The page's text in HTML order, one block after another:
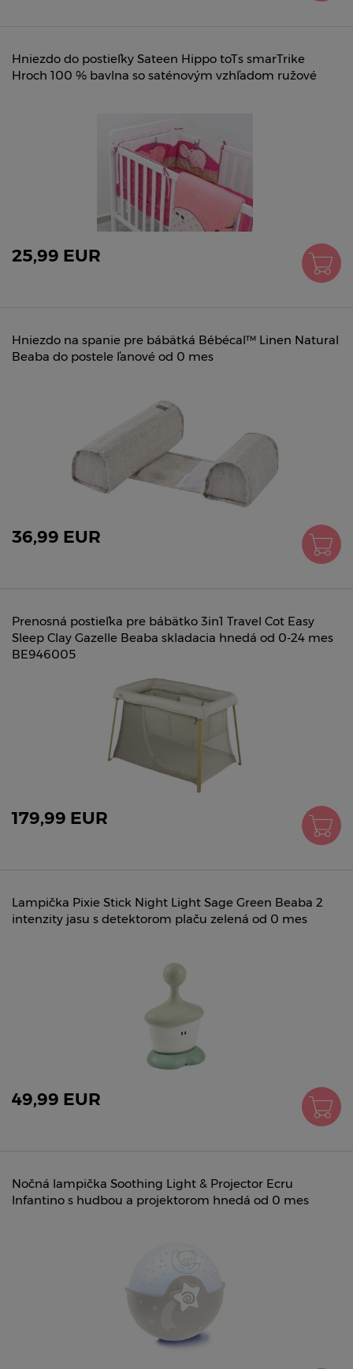
Hniezdo do postieľky Sateen Hippo toTs smarTrike
Hroch 100 % bavlna so saténovým vzhľadom ružové
25,99 EUR
Hniezdo na spanie pre bábätká Bébécal™ Linen Natural
Beaba do postele ľanové od 0 mes
36,99 EUR
Prenosná postieľka pre bábätko 3in1 Travel Cot Easy
Sleep Clay Gazelle Beaba skladacia hnedá od 0-24 mes
BE946005
179,99 EUR
Lampička Pixie Stick Night Light Sage Green Beaba 2
intenzity jasu s detektorom plaču zelená od 0 mes
49,99 EUR
Nočná lampička Soothing Light & Projector Ecru
Infantino s hudbou a projektorom hnedá od 0 mes